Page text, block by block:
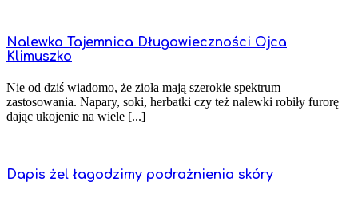
Nalewka Tajemnica Długowieczności Ojca
Klimuszko
Nie od dziś wiadomo, że zioła mają szerokie spektrum
zastosowania. Napary, soki, herbatki czy też nalewki robiły furorę
dając ukojenie na wiele [...]
Dapis żel łagodzimy podrażnienia skóry